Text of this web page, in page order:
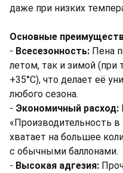
даже при низких
Основные
- Всесезонность: Пена
летом, так и зимой (при
+35°C), что делает её
любого сезона.
- Экономичный расход:
«Производительность
хватает на большее
с обычными баллонами.
- Высокая адгезия: